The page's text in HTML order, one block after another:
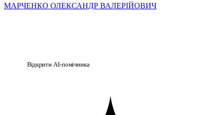
МАРЧЕНКО ОЛЕКСАНДР ВАЛЕРІЙОВИЧ
Відкрити AI-помічника